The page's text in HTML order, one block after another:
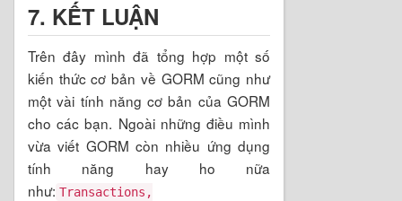
7. KẾT LUẬN
Trên đây mình đã tổng hợp một số
kiến thức cơ bản về GORM cũng như
một vài tính năng cơ bản của GORM
cho các bạn. Ngoài những điều mình
vừa viết GORM còn nhiều ứng dụng
tính năng hay ho nữa
như: Transactions,